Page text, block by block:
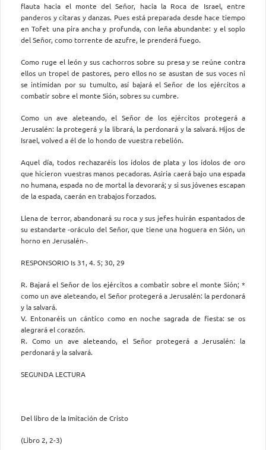
flauta hacia el monte del Señor, hacia la Roca de Israel, entre
panderos y cítaras y danzas. Pues está preparada desde hace tiempo
en Tofet una pira ancha y profunda, con leña abundante: y el soplo
del Señor, como torrente de azufre, le prenderá fuego.
Como ruge el león y sus cachorros sobre su presa y se reúne contra
ellos un tropel de pastores, pero ellos no se asustan de sus voces ni
se intimidan por su tumulto, así bajará el Señor de los ejércitos a
combatir sobre el monte Sión, sobres su cumbre.
Como un ave aleteando, el Señor de los ejércitos protegerá a
Jerusalén: la protegerá y la librará, la perdonará y la salvará. Hijos de
Israel, volved a él de lo hondo de vuestra rebelión.
Aquel día, todos rechazaréis los ídolos de plata y los ídolos de oro
que hicieron vuestras manos pecadoras. Asiria caerá bajo una espada
no humana, espada no de mortal la devorará; y si sus jóvenes escapan
de la espada, caerán en trabajos forzados.
Llena de terror, abandonará su roca y sus jefes huirán espantados de
su estandarte -oráculo del Señor, que tiene una hoguera en Sión, un
horno en Jerusalén-.
RESPONSORIO Is 31, 4. 5; 30, 29
R. Bajará el Señor de los ejércitos a combatir sobre el monte Sión; *
como un ave aleteando, el Señor protegerá a Jerusalén: la perdonará
y la salvará.
V. Entonaréis un cántico como en noche sagrada de fiesta: se os
alegrará el corazón.
R. Como un ave aleteando, el Señor protegerá a Jerusalén: la
perdonará y la salvará.
SEGUNDA LECTURA
Del libro de la Imitación de Cristo
(Libro 2, 2-3)